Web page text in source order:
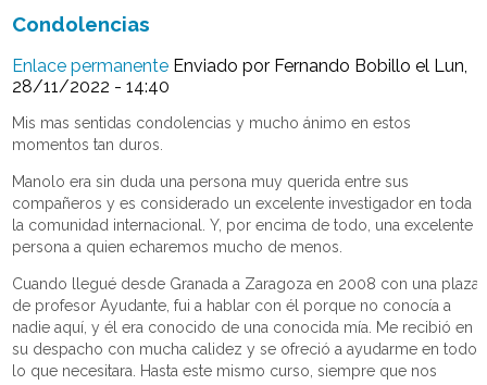
Condolencias
Enlace permanente Enviado por Fernando Bobillo el Lun,
28/11/2022 - 14:40
Mis mas sentidas condolencias y mucho ánimo en estos
momentos tan duros.
Manolo era sin duda una persona muy querida entre sus
compañeros y es considerado un excelente investigador en toda
la comunidad internacional. Y, por encima de todo, una excelente
persona a quien echaremos mucho de menos.
Cuando llegué desde Granada a Zaragoza en 2008 con una plaza
de profesor Ayudante, fui a hablar con él porque no conocía a
nadie aquí, y él era conocido de una conocida mía. Me recibió en
su despacho con mucha calidez y se ofreció a ayudarme en todo
lo que necesitara. Hasta este mismo curso, siempre que nos